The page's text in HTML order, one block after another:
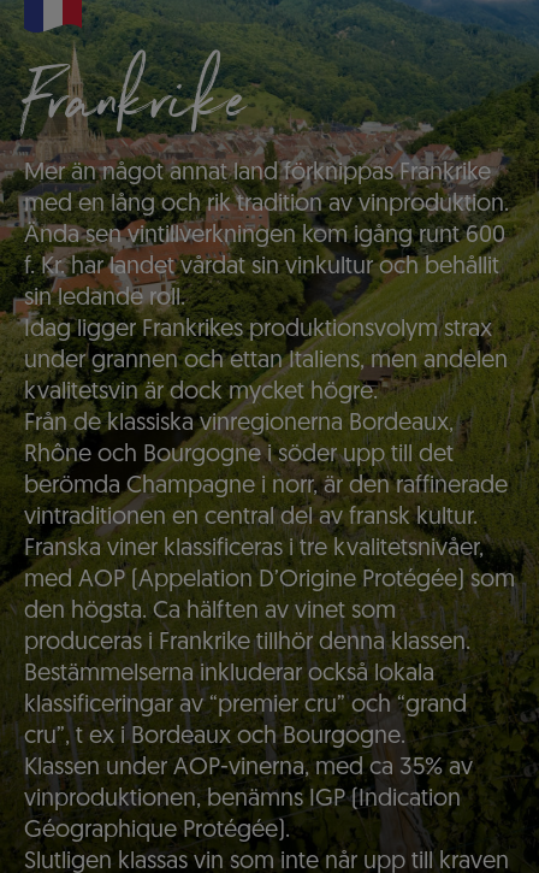
Frankrike
Mer än något annat land förknippas Frankrike
med en lång och rik tradition av vinproduktion.
Ända sen vintillverkningen kom igång runt 600
f. Kr. har landet vårdat sin vinkultur och behållit
sin ledande roll.
Idag ligger Frankrikes produktionsvolym strax
under grannen och ettan Italiens, men andelen
kvalitetsvin är dock mycket högre.
Från de klassiska vinregionerna Bordeaux,
Rhône och Bourgogne i söder upp till det
berömda Champagne i norr, är den raffinerade
vintraditionen en central del av fransk kultur.
Franska viner klassificeras i tre kvalitetsnivåer,
med AOP (Appelation D’Origine Protégée) som
den högsta. Ca hälften av vinet som
produceras i Frankrike tillhör denna klassen.
Bestämmelserna inkluderar också lokala
klassificeringar av “premier cru” och “grand
cru”, t ex i Bordeaux och Bourgogne.
Klassen under AOP-vinerna, med ca 35% av
vinproduktionen, benämns IGP (Indication
Géographique Protégée).
Slutligen klassas vin som inte når upp till kraven